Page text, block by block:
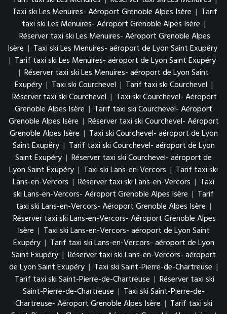
Taxi ski Les Menuires- Aéroport Grenoble Alpes Isère | Tarif
taxi ski Les Menuires- Aéroport Grenoble Alpes Isère |
Réserver taxi ski Les Menuires- Aéroport Grenoble Alpes
Isère | Taxi ski Les Menuires- aéroport de Lyon Saint Exupéry
| Tarif taxi ski Les Menuires- aéroport de Lyon Saint Exupéry
| Réserver taxi ski Les Menuires- aéroport de Lyon Saint
Exupéry | Taxi ski Courchevel | Tarif taxi ski Courchevel |
Réserver taxi ski Courchevel | Taxi ski Courchevel- Aéroport
Grenoble Alpes Isère | Tarif taxi ski Courchevel- Aéroport
Grenoble Alpes Isère | Réserver taxi ski Courchevel- Aéroport
Grenoble Alpes Isère | Taxi ski Courchevel- aéroport de Lyon
Saint Exupéry | Tarif taxi ski Courchevel- aéroport de Lyon
Saint Exupéry | Réserver taxi ski Courchevel- aéroport de
Lyon Saint Exupéry | Taxi ski Lans-en-Vercors | Tarif taxi ski
Lans-en-Vercors | Réserver taxi ski Lans-en-Vercors | Taxi
ski Lans-en-Vercors- Aéroport Grenoble Alpes Isère | Tarif
taxi ski Lans-en-Vercors- Aéroport Grenoble Alpes Isère |
Réserver taxi ski Lans-en-Vercors- Aéroport Grenoble Alpes
Isère | Taxi ski Lans-en-Vercors- aéroport de Lyon Saint
Exupéry | Tarif taxi ski Lans-en-Vercors- aéroport de Lyon
Saint Exupéry | Réserver taxi ski Lans-en-Vercors- aéroport
de Lyon Saint Exupéry | Taxi ski Saint-Pierre-de-Chartreuse |
Tarif taxi ski Saint-Pierre-de-Chartreuse | Réserver taxi ski
Saint-Pierre-de-Chartreuse | Taxi ski Saint-Pierre-de-
Chartreuse- Aéroport Grenoble Alpes Isère | Tarif taxi ski